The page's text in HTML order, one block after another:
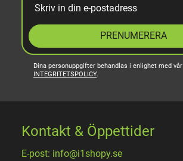
PRENUMERERA
Dina personuppgifter behandlas i enlighet med vår
INTEGRITETSPOLICY.
Kontakt & Öppettider
E-post: info@i1shopy.se